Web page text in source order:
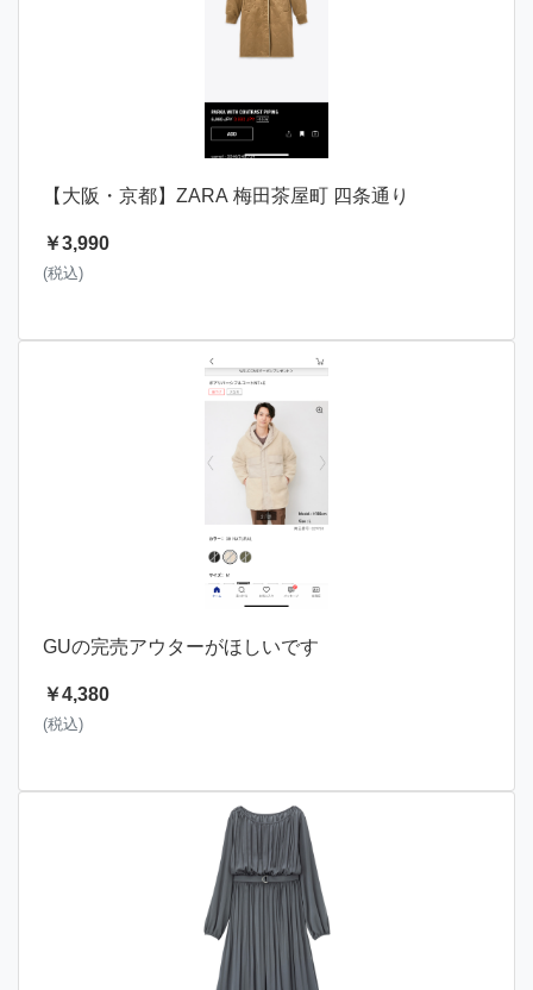
【大阪・京都】ZARA 梅田茶屋町 四条通り
￥3,990
(税込)
GUの完売アウターがほしいです
￥4,380
(税込)